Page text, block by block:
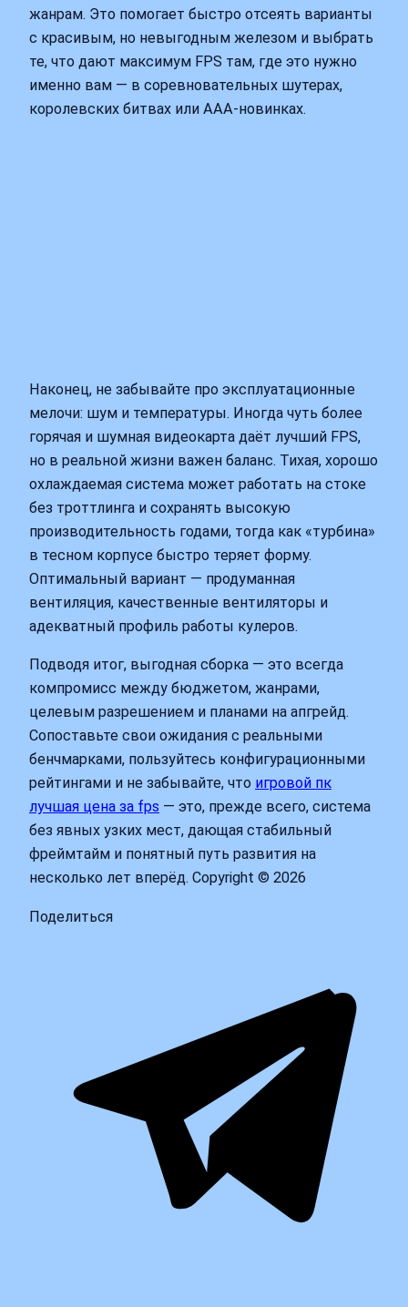
жанрам. Это помогает быстро отсеять варианты
с красивым, но невыгодным железом и выбрать
те, что дают максимум FPS там, где это нужно
именно вам — в соревновательных шутерах,
королевских битвах или ААА-новинках.
Наконец, не забывайте про эксплуатационные
мелочи: шум и температуры. Иногда чуть более
горячая и шумная видеокарта даёт лучший FPS,
но в реальной жизни важен баланс. Тихая, хорошо
охлаждаемая система может работать на стоке
без троттлинга и сохранять высокую
производительность годами, тогда как «турбина»
в тесном корпусе быстро теряет форму.
Оптимальный вариант — продуманная
вентиляция, качественные вентиляторы и
адекватный профиль работы кулеров.
Подводя итог, выгодная сборка — это всегда
компромисс между бюджетом, жанрами,
целевым разрешением и планами на апгрейд.
Сопоставьте свои ожидания с реальными
бенчмарками, пользуйтесь конфигурационными
рейтингами и не забывайте, что игровой пк
лучшая цена за fps — это, прежде всего, система
без явных узких мест, дающая стабильный
фреймтайм и понятный путь развития на
несколько лет вперёд. Copyright © 2026
Поделиться